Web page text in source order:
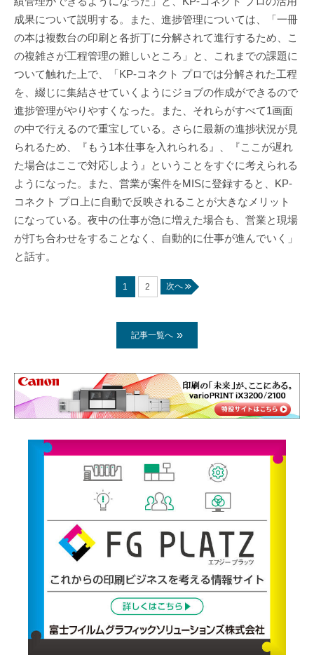
成果について説明する。また、進捗管理については、「一冊
の本は複数台の印刷と各折丁に分解されて進行するため、こ
の複雑さが工程管理の難しいところ」と、これまでの課題に
ついて触れた上で、「KP-コネクト プロでは分解された工程
を、綴じに集結させていくようにジョブの作成ができるので
進捗管理がやりやすくなった。また、それらがすべて1画面
の中で行えるので重宝している。さらに最新の進捗状況が見
られるため、『もう1本仕事を入れられる』、『ここが遅れ
た場合はここで対応しよう』ということをすぐに考えられる
ようになった。また、営業が案件をMISに登録すると、KP-
コネクト プロ上に自動で反映されることが大きなメリット
になっている。夜中の仕事が急に増えた場合も、営業と現場
が打ち合わせをすることなく、自動的に仕事が進んでいく」
と話す。
1 2 次へ
記事一覧へ